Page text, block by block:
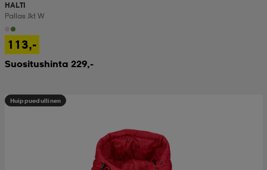
HALTI
Pallas Jkt W
113,-
Suositushinta 229,-
Huippuedullinen